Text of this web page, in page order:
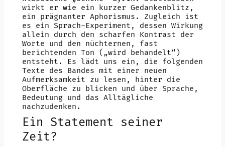
wirkt er wie ein kurzer Gedankenblitz,
ein prägnanter Aphorismus. Zugleich ist
es ein Sprach-Experiment, dessen Wirkung
allein durch den scharfen Kontrast der
Worte und den nüchternen, fast
berichtenden Ton („wird behandelt“)
entsteht. Es lädt uns ein, die folgenden
Texte des Bandes mit einer neuen
Aufmerksamkeit zu lesen, hinter die
Oberfläche zu blicken und über Sprache,
Bedeutung und das Alltägliche
nachzudenken.
Ein Statement seiner
Zeit?